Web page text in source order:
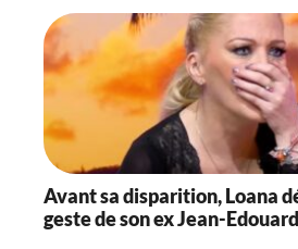
Avant sa disparition, Loana
geste de son ex Jean-